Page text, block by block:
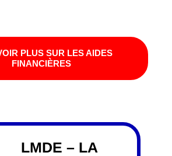
PLUS SUR LES AIDES
FINANCIÈRES
LMDE – LA